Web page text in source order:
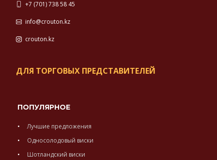
+7 (701) 738 58 45
info@crouton.kz
crouton.kz
ДЛЯ ТОРГОВЫХ ПРЕДСТАВИТЕЛЕЙ
ПОПУЛЯРНОЕ
Лучшие предложения
Односолодовый виски
Шотландский виски